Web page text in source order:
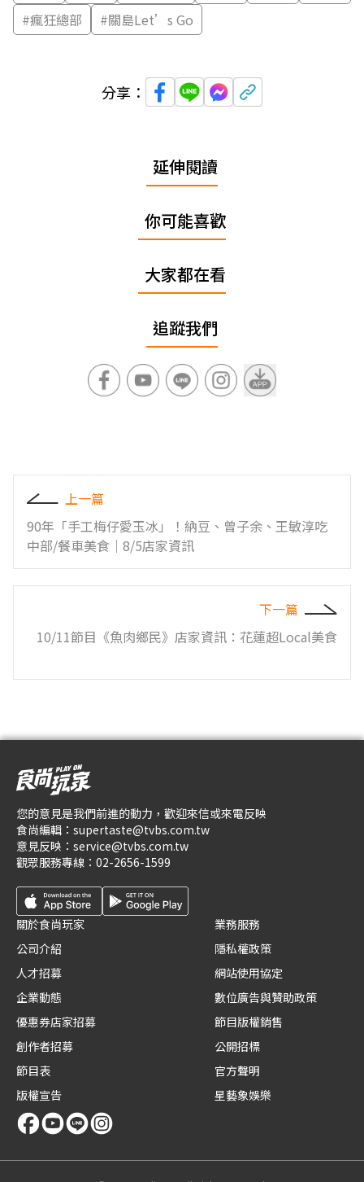
#瘋狂總部 #關島Let’s Go
分享：
延伸閱讀
你可能喜歡
大家都在看
追蹤我們
上一篇
90年「手工梅仔愛玉冰」！納豆、曾子余、王敏淳吃
中部/餐車美食｜8/5店家資訊
下一篇
10/11節目《魚肉鄉民》店家資訊：花蓮超Local美食
您的意見是我們前進的動力，歡迎來信或來電反映
食尚編輯： supertaste@tvbs.com.tw
意見反映： service@tvbs.com.tw
觀眾服務專線： 02-2656-1599
關於食尚玩家
公司介紹
人才招募
企業動態
優惠券店家招募
創作者招募
節目表
版權宣告
業務服務
隱私權政策
網站使用協定
數位廣告與贊助政策
節目版權銷售
公開招標
官方聲明
星藝象娛樂